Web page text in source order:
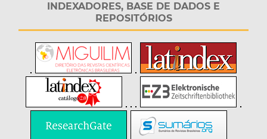
INDEXADORES, BASE DE DADOS E
REPOSITÓRIOS